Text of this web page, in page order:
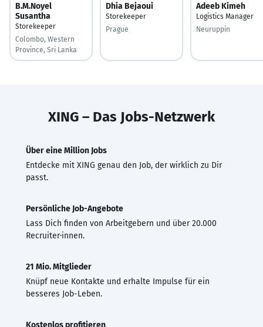
B.M.Noyel
Susantha
Storekeeper
Colombo, Western
Province, Sri Lanka
Dhia Bejaoui
Storekeeper
Prague
Adeeb Kimeh
Logistics Manager
Neuruppin
XING – Das Jobs-Netzwerk
Über eine Million Jobs
Entdecke mit XING genau den Job, der wirklich zu Dir
passt.
Persönliche Job-Angebote
Lass Dich finden von Arbeitgebern und über 20.000
Recruiter·innen.
21 Mio. Mitglieder
Knüpf neue Kontakte und erhalte Impulse für ein
besseres Job-Leben.
Kostenlos profitieren